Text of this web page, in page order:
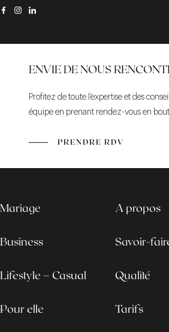
ENVIE DE NOUS
Profitez de toute l’expertise et des
équipe en prenant rendez-vous en
PRENDRE RDV
Mariage
Business
Lifestyle – Casual
Pour elle
A propos
Savoir-
Qualité
Tarifs